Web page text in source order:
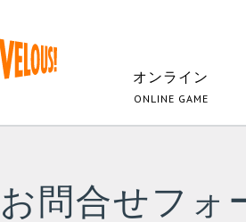
オンライン
ONLINE GAME
お問合せフォ